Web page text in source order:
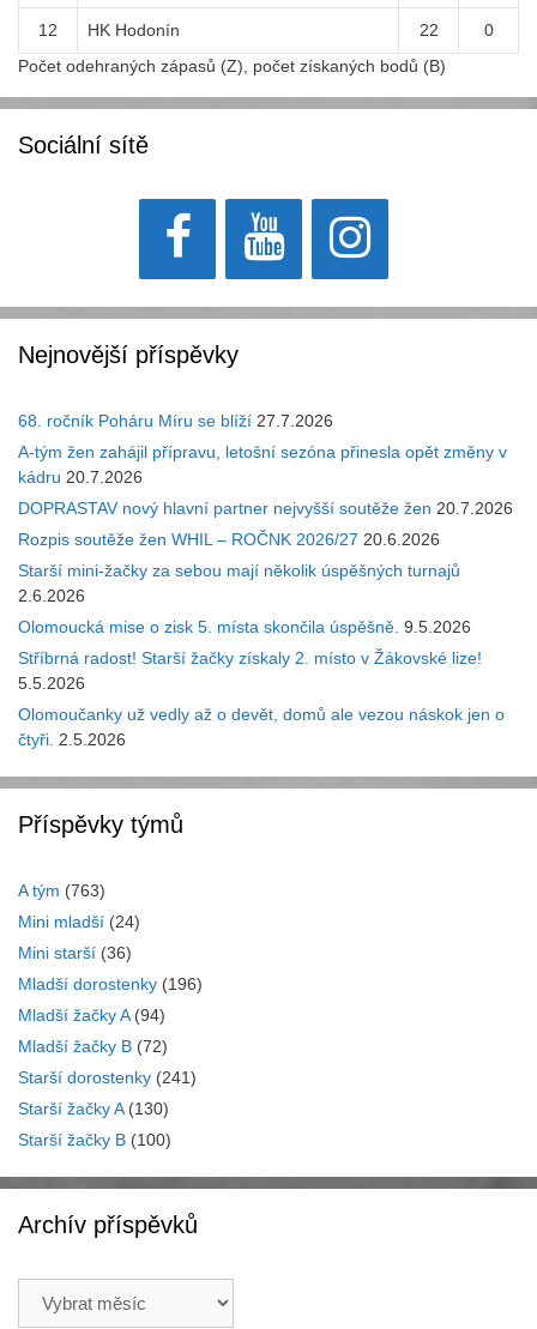
12 HK Hodonín 22
0
Počet odehraných zápasů (Z), počet získaných bodů (B)
Sociální sítě
Nejnovější příspěvky
68. ročník Poháru Míru se blíží 27.7.2026
A-tým žen zahájil přípravu, letošní sezóna přinesla opět změny v
kádru 20.7.2026
DOPRASTAV nový hlavní partner nejvyšší soutěže žen 20.7.2026
Rozpis soutěže žen WHIL – ROČNK 2026/27 20.6.2026
Starší mini-žačky za sebou mají několik úspěšných turnajů
2.6.2026
Olomoucká mise o zisk 5. místa skončila úspěšně. 9.5.2026
Stříbrná radost! Starší žačky získaly 2. místo v Žákovské lize!
5.5.2026
Olomoučanky už vedly až o devět, domů ale vezou náskok jen o
čtyři. 2.5.2026
Příspěvky týmů
A tým (763)
Mini mladší (24)
Mini starší (36)
Mladší dorostenky (196)
Mladší žačky A(94)
Mladší žačky B (72)
Starší dorostenky (241)
Starší žačky A(130)
Starší žačky B (100)
Archív příspěvků
příspěvků